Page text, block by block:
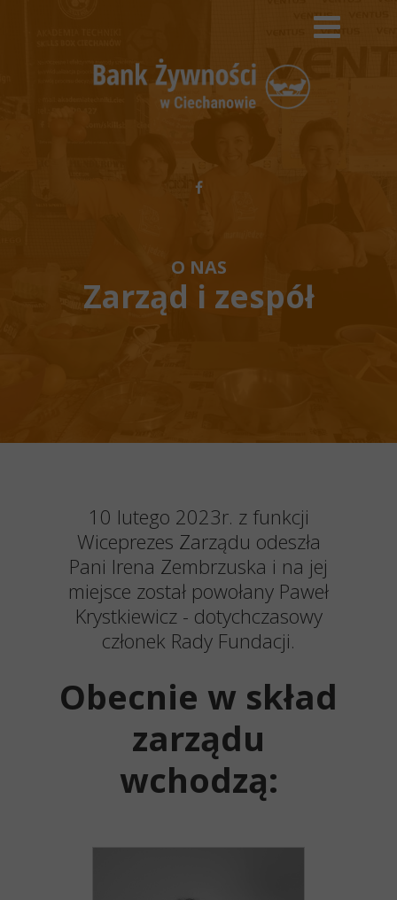
10 lutego 2023r. z funkcji
Wiceprezes Zarządu odeszła
Pani Irena Zembrzuska i na jej
miejsce został powołany Paweł
Krystkiewicz - dotychczasowy
członek Rady Fundacji.
Obecnie w skład
zarządu
wchodzą:
O NAS
Zarząd i zespół